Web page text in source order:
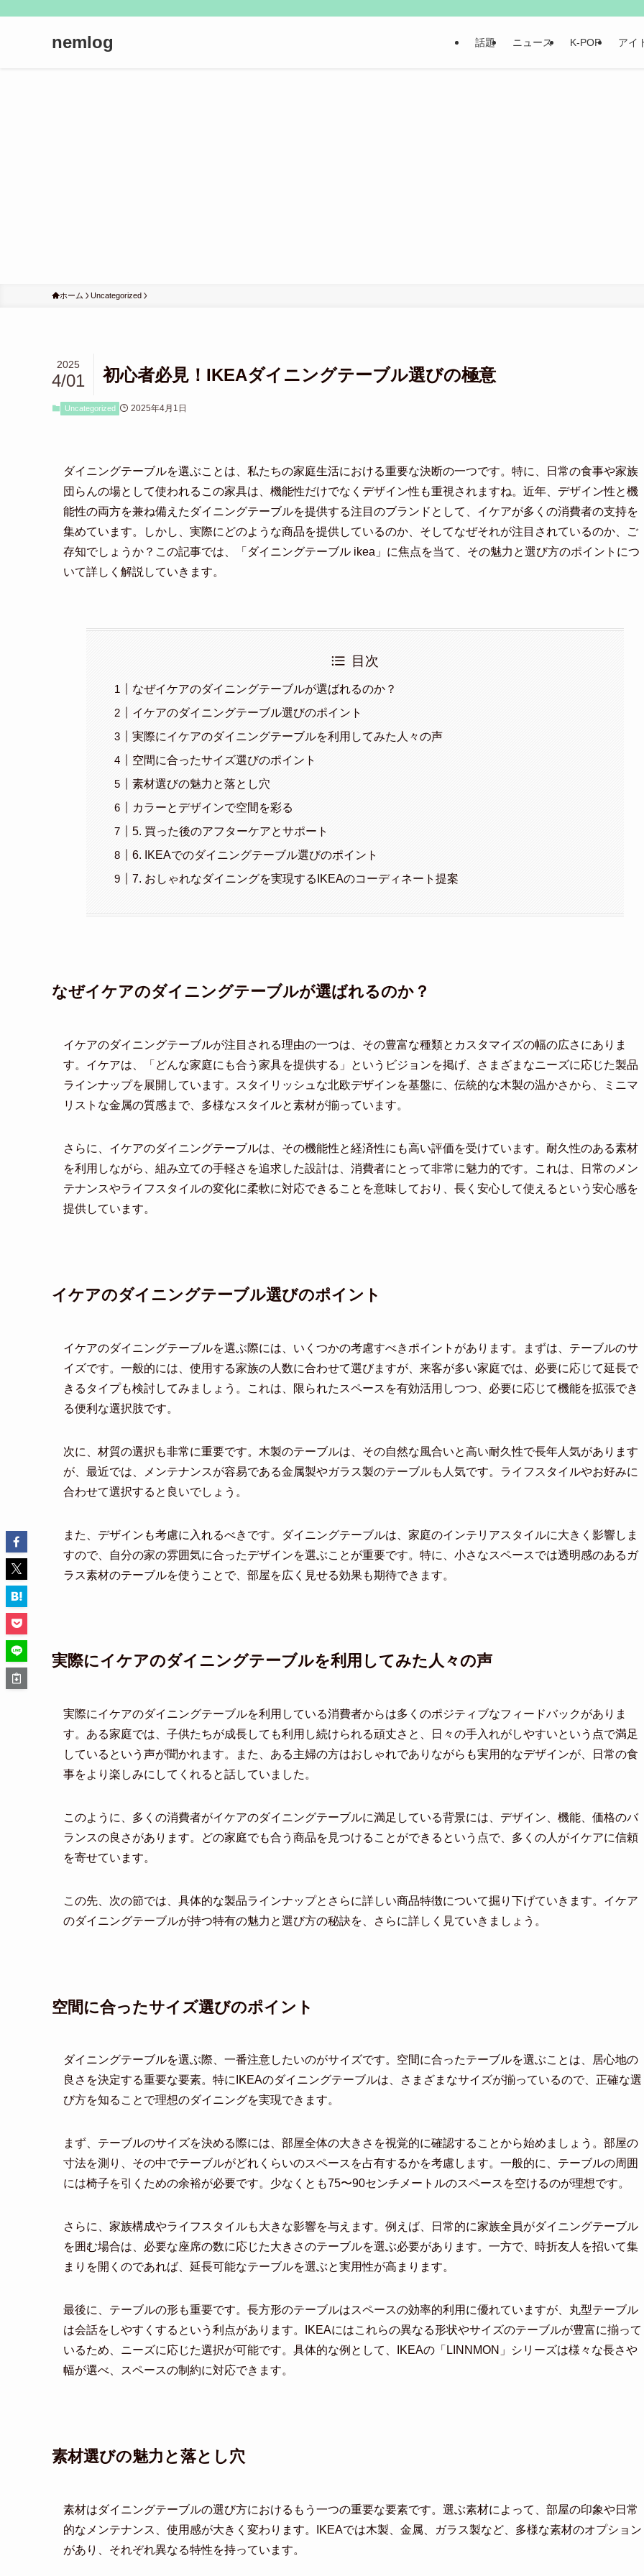
nemlog 話題 ニュース K-POP アイ
ホーム Uncategorized
初心者必見！IKEAダイニングテーブル選びの極意
2025
4/01
Uncategorized 2025年4月1日
ダイニングテーブルを選ぶことは、私たちの家庭生活における重要な決断の一つです。特に、日常の食事や家族
団らんの場として使われるこの家具は、機能性だけでなくデザイン性も重視されますね。近年、デザイン性と機
能性の両方を兼ね備えたダイニングテーブルを提供する注目のブランドとして、イケアが多くの消費者の支持を
集めています。しかし、実際にどのような商品を提供しているのか、そしてなぜそれが注目されているのか、ご
存知でしょうか？この記事では、「ダイニングテーブル ikea」に焦点を当て、その魅力と選び方のポイントにつ
いて詳しく解説していきます。
目次
なぜイケアのダイニングテーブルが選ばれるのか？
イケアのダイニングテーブル選びのポイント
実際にイケアのダイニングテーブルを利用してみた人々の声
空間に合ったサイズ選びのポイント
素材選びの魅力と落とし穴
カラーとデザインで空間を彩る
5. 買った後のアフターケアとサポート
6. IKEAでのダイニングテーブル選びのポイント
7. おしゃれなダイニングを実現するIKEAのコーディネート提案
なぜイケアのダイニングテーブルが選ばれるのか？
イケアのダイニングテーブルが注目される理由の一つは、その豊富な種類とカスタマイズの幅の広さにありま
す。イケアは、「どんな家庭にも合う家具を提供する」というビジョンを掲げ、さまざまなニーズに応じた製品
ラインナップを展開しています。スタイリッシュな北欧デザインを基盤に、伝統的な木製の温かさから、ミニマ
リストな金属の質感まで、多様なスタイルと素材が揃っています。
さらに、イケアのダイニングテーブルは、その機能性と経済性にも高い評価を受けています。耐久性のある素材
を利用しながら、組み立ての手軽さを追求した設計は、消費者にとって非常に魅力的です。これは、日常のメン
テナンスやライフスタイルの変化に柔軟に対応できることを意味しており、長く安心して使えるという安心感を
提供しています。
イケアのダイニングテーブル選びのポイント
イケアのダイニングテーブルを選ぶ際には、いくつかの考慮すべきポイントがあります。まずは、テーブルのサ
イズです。一般的には、使用する家族の人数に合わせて選びますが、来客が多い家庭では、必要に応じて延長で
きるタイプも検討してみましょう。これは、限られたスペースを有効活用しつつ、必要に応じて機能を拡張でき
る便利な選択肢です。
次に、材質の選択も非常に重要です。木製のテーブルは、その自然な風合いと高い耐久性で長年人気があります
が、最近では、メンテナンスが容易である金属製やガラス製のテーブルも人気です。ライフスタイルやお好みに
合わせて選択すると良いでしょう。
また、デザインも考慮に入れるべきです。ダイニングテーブルは、家庭のインテリアスタイルに大きく影響しま
すので、自分の家の雰囲気に合ったデザインを選ぶことが重要です。特に、小さなスペースでは透明感のあるガ
ラス素材のテーブルを使うことで、部屋を広く見せる効果も期待できます。
実際にイケアのダイニングテーブルを利用してみた人々の声
実際にイケアのダイニングテーブルを利用している消費者からは多くのポジティブなフィードバックがありま
す。ある家庭では、子供たちが成長しても利用し続けられる頑丈さと、日々の手入れがしやすいという点で満足
しているという声が聞かれます。また、ある主婦の方はおしゃれでありながらも実用的なデザインが、日常の食
事をより楽しみにしてくれると話していました。
このように、多くの消費者がイケアのダイニングテーブルに満足している背景には、デザイン、機能、価格のバ
ランスの良さがあります。どの家庭でも合う商品を見つけることができるという点で、多くの人がイケアに信頼
を寄せています。
この先、次の節では、具体的な製品ラインナップとさらに詳しい商品特徴について掘り下げていきます。イケア
のダイニングテーブルが持つ特有の魅力と選び方の秘訣を、さらに詳しく見ていきましょう。
空間に合ったサイズ選びのポイント
ダイニングテーブルを選ぶ際、一番注意したいのがサイズです。空間に合ったテーブルを選ぶことは、居心地の
良さを決定する重要な要素。特にIKEAのダイニングテーブルは、さまざまなサイズが揃っているので、正確な選
び方を知ることで理想のダイニングを実現できます。
まず、テーブルのサイズを決める際には、部屋全体の大きさを視覚的に確認することから始めましょう。部屋の
寸法を測り、その中でテーブルがどれくらいのスペースを占有するかを考慮します。一般的に、テーブルの周囲
には椅子を引くための余裕が必要です。少なくとも75〜90センチメートルのスペースを空けるのが理想です。
さらに、家族構成やライフスタイルも大きな影響を与えます。例えば、日常的に家族全員がダイニングテーブル
を囲む場合は、必要な座席の数に応じた大きさのテーブルを選ぶ必要があります。一方で、時折友人を招いて集
まりを開くのであれば、延長可能なテーブルを選ぶと実用性が高まります。
最後に、テーブルの形も重要です。長方形のテーブルはスペースの効率的利用に優れていますが、丸型テーブル
は会話をしやすくするという利点があります。IKEAにはこれらの異なる形状やサイズのテーブルが豊富に揃って
いるため、ニーズに応じた選択が可能です。具体的な例として、IKEAの「LINNMON」シリーズは様々な長さや
幅が選べ、スペースの制約に対応できます。
素材選びの魅力と落とし穴
素材はダイニングテーブルの選び方におけるもう一つの重要な要素です。選ぶ素材によって、部屋の印象や日常
的なメンテナンス、使用感が大きく変わります。IKEAでは木製、金属、ガラス製など、多様な素材のオプション
があり、それぞれ異なる特性を持っています。